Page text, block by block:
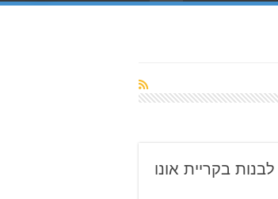
בקריית אונו